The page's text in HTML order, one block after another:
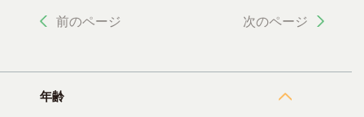
前のページ 次のページ
年齢